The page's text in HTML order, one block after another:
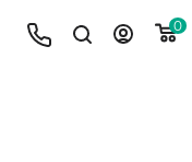
0